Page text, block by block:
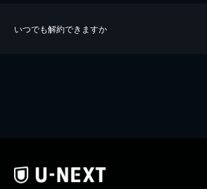
いつでも解約できますか